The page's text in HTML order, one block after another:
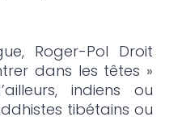
Roger-Pol Droit
dans les têtes »
indiens ou
tibétains ou